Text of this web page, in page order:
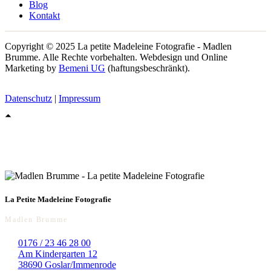
Blog
Kontakt
Copyright © 2025 La petite Madeleine Fotografie - Madlen
Brumme. Alle Rechte vorbehalten. Webdesign und Online
Marketing by Bemeni UG (haftungsbeschränkt).
Datenschutz | Impressum
La Petite Madeleine Fotografie
Madlen Brumme
0176 / 23 46 28 00
Am Kindergarten 12
38690 Goslar/Immenrode